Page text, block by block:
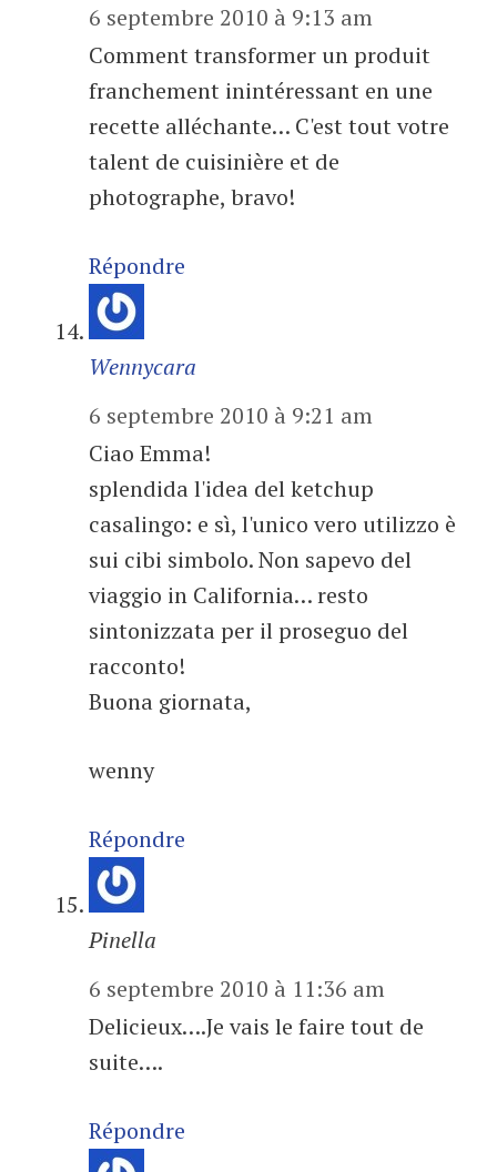
6 septembre 2010 à 9:13 am
Comment transformer un produit
franchement inintéressant en une
recette alléchante… C'est tout votre
talent de cuisinière et de
photographe, bravo!
Répondre
Wennycara
6 septembre 2010 à 9:21 am
Ciao Emma!
splendida l'idea del ketchup
casalingo: e sì, l'unico vero utilizzo è
sui cibi simbolo. Non sapevo del
viaggio in California… resto
sintonizzata per il proseguo del
racconto!
Buona giornata,
wenny
Répondre
Pinella
6 septembre 2010 à 11:36 am
Delicieux….Je vais le faire tout de
suite….
Répondre